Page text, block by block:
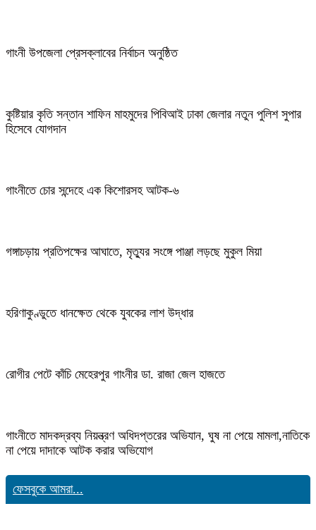
গাংনী উপজেলা প্রেসক্লাবের নির্বাচন অনুষ্ঠিত
কুষ্টিয়ার কৃতি সন্তান শাফিন মাহমুদের পিবিআই ঢাকা জেলার নতুন পুলিশ সুপার
হিসেবে যোগদান
গাংনীতে চোর সন্দেহে এক কিশোরসহ আটক-৬
গঙ্গাচড়ায় প্রতিপক্ষের আঘাতে, মৃত্যুর সংঙ্গে পাঞ্জা লড়ছে মুকুল মিয়া
হরিণাকুণ্ডুতে ধানক্ষেত থেকে যুবকের লাশ উদ্ধার
রোগীর পেটে কাঁচি মেহেরপুর গাংনীর ডা. রাজা জেল হাজতে
গাংনীতে মাদকদ্রব্য নিয়ন্ত্রণ অধিদপ্তরের অভিযান, ঘুষ না পেয়ে মামলা,নাতিকে
না পেয়ে দাদাকে আটক করার অভিযোগ
ফেসবুকে আমরা...